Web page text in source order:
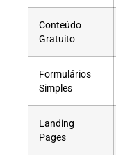
Conteúdo
Gratuito
Formulários
Simples
Landing
Pages